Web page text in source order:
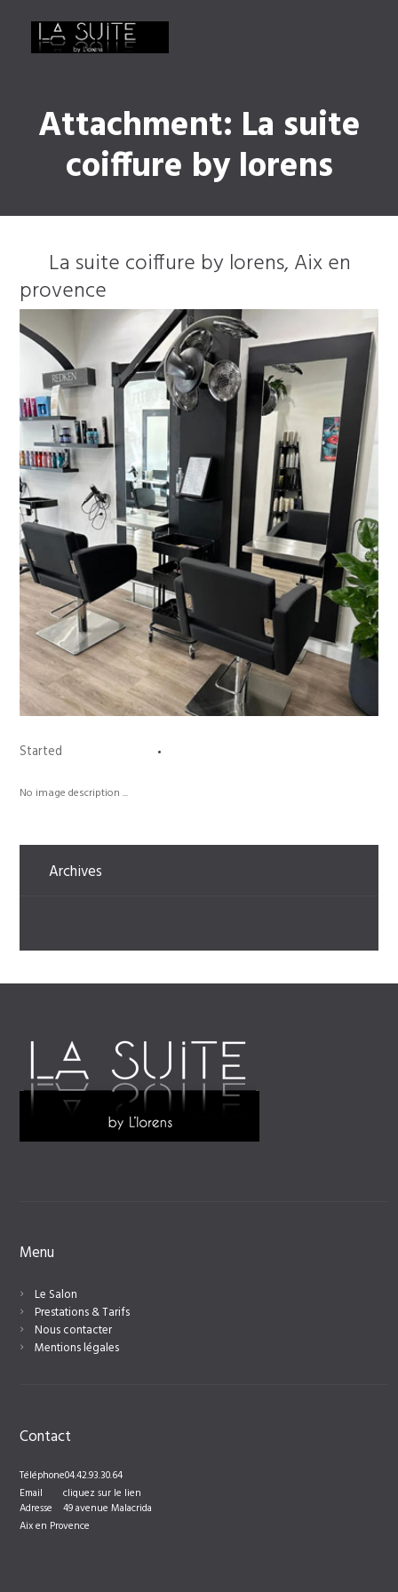
Attachment: La suite
coiffure by lorens
La suite coiffure by lorens, Aix en
provence
Started
No image description ...
Archives
Coiffeur - Créateur
Menu
Le Salon
Prestations & Tarifs
Nous contacter
Mentions légales
Contact
Téléphone04.42.93.30.64
Email
cliquez sur le lien
Adresse
49 avenue Malacrida
Aix en Provence